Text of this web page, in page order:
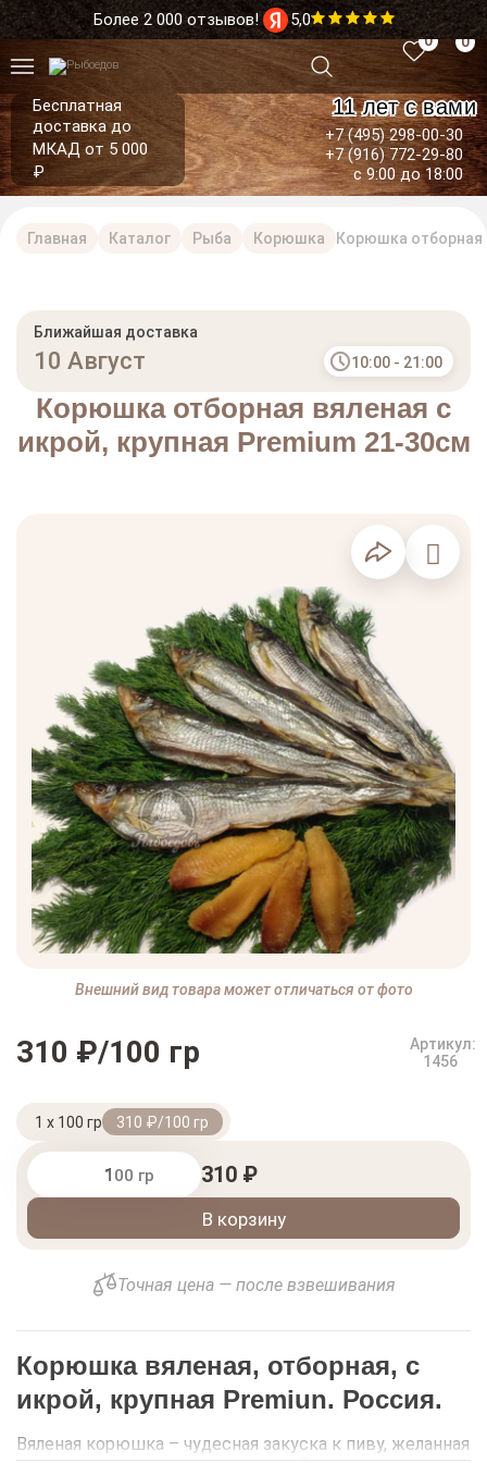
Более 2 000 отзывов! 5,0
Бесплатная
доставка до
МКАД от 5 000
₽
11 лет с вами
+7 (495) 298-00-30
+7 (916) 772-29-80
с 9:00 до 18:00
0 0
Главная Каталог Рыба Корюшка Корюшка отборная
Корюшка отборная вяленая с
икрой, крупная Premium 21-30см
Ближайшая доставка
10 Август 10:00 - 21:00
Внешний вид товара может отличаться от фото
310 ₽/100 гр
Артикул:
1456
1 x 100 гр 310 ₽/100 гр
100 гр 310 ₽
В корзину
Точная цена — после взвешивания
Корюшка вяленая, отборная, с
икрой, крупная Premiun. Россия.
Вяленая корюшка – чудесная закуска к пиву, желанная